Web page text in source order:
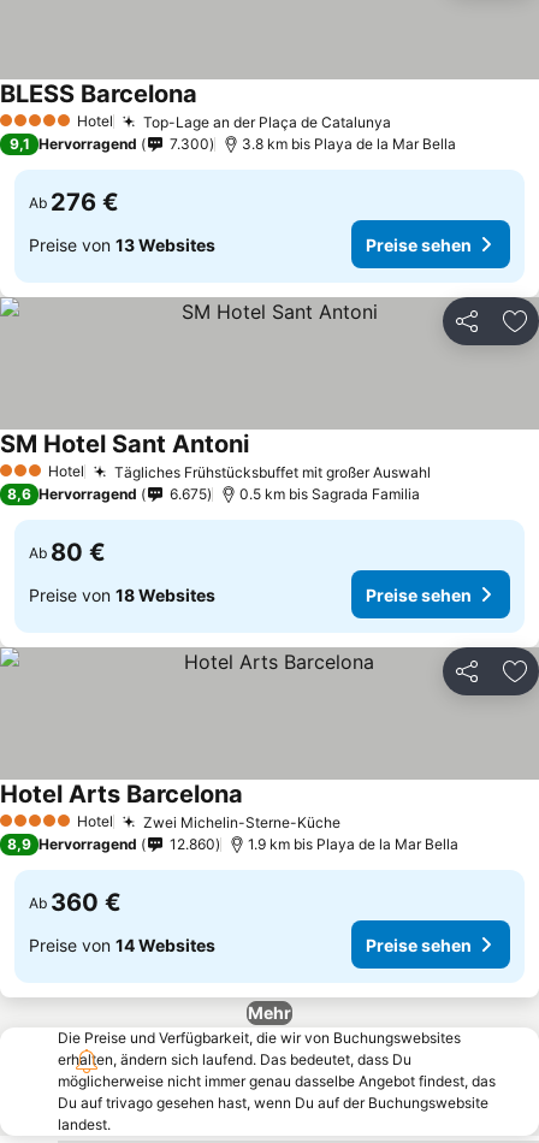
5 Sterne Hotel Top-Lage an der Plaça de Catalunya
BLESS Barcelona
9,1 Hervorragend 7.300 3.8 km bis Playa de la Mar Bella
Ab 276 €
Preise von 13 Websites Preise sehen
Teilen
3 SterneHotel Tägliches Frühstücksbuffet mit großer Auswahl
SM Hotel Sant Antoni
8,6 Hervorragend 6.675 0.5 km bis Sagrada Familia
Ab 80 €
Preise von 18 Websites Preise sehen
Teilen
5 Sterne Hotel Zwei Michelin-Sterne-Küche
Hotel Arts Barcelona
8,9 Hervorragend 12.860 1.9 km bis Playa de la Mar Bella
Ab 360 €
Preise von 14 Websites Preise sehen
Mehr
Die Preise und Verfügbarkeit, die wir von Buchungswebsites
erhalten, ändern sich laufend. Das bedeutet, dass Du
möglicherweise nicht immer genau dasselbe Angebot findest, das
Du auf trivago gesehen hast, wenn Du auf der Buchungswebsite
landest.